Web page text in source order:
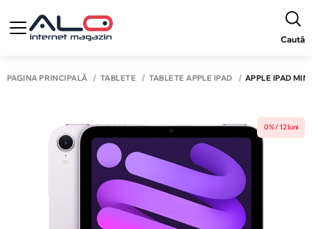
Caută
PAGINA PRINCIPALĂ TABLETE TABLETE APPLE IPAD APPLE IPAD
0% / 12 luni